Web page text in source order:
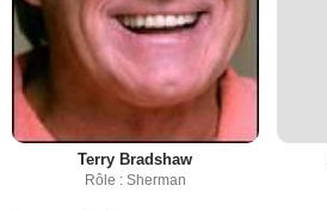
Terry Bradshaw
Rôle : Sherman